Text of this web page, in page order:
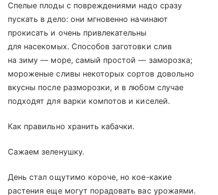
Спелые плоды с повреждениями надо сразу
пускать в дело: они мгновенно начинают
прокисать и очень привлекательны
для насекомых. Способов заготовки слив
на зиму — море, самый простой — заморозка;
мороженые сливы некоторых сортов довольно
вкусны после разморозки, и в любом случае
подходят для варки компотов и киселей.
Как правильно хранить кабачки.
Сажаем зеленушку.
День стал ощутимо короче, но кое-какие
растения еще могут порадовать вас урожаями.